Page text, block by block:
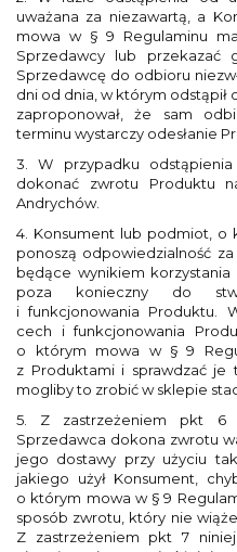
uważana za niezawartą, a
mowa w § 9 Regulaminu
Sprzedawcy lub przekazać
Sprzedawcę do odbioru
dni od dnia, w którym
zaproponował, że sam
terminu wystarczy odesłanie
3. W przypadku
dokonać zwrotu Produktu
Andrychów.
4. Konsument lub podmiot, o
ponoszą odpowiedzialność
będące wynikiem
poza konieczny do
i funkcjonowania Produktu.
cech i funkcjonowania
o którym mowa w § 9
z Produktami i sprawdzać
mogliby to zrobić w sklepie
5. Z zastrzeżeniem pkt 6
Sprzedawca dokona zwrotu
jego dostawy przy użyciu
jakiego użył Konsument,
o którym mowa w § 9
sposób zwrotu, który nie
Z zastrzeżeniem pkt 7